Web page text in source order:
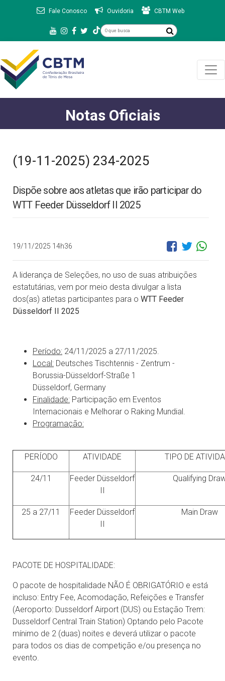
Fale Conosco Ouvidoria CBTM Web
Notas Oficiais
(19-11-2025) 234-2025
Dispõe sobre aos atletas que irão participar do
WTT Feeder Düsseldorf II 2025
19/11/2025 14h36
A liderança de Seleções, no uso de suas atribuições
estatutárias, vem por meio desta divulgar a lista
dos(as) atletas participantes para o WTT Feeder
Düsseldorf II 2025
Período: 24/11/2025 a 27/11/2025.
Local: Deutsches Tischtennis - Zentrum -
Borussia-Düsseldorf-Straße 1
Düsseldorf, Germany
Finalidade: Participação em Eventos
Internacionais e Melhorar o Raking Mundial.
Programação:
PERÍODO ATIVIDADE TIPO DE
24/11
Feeder Düsseldorf
II
Qualifying
25 a 27/11
Feeder Düsseldorf
II
Main Draw
PACOTE DE HOSPITALIDADE:
O pacote de hospitalidade NÃO É OBRIGATÓRIO e está
incluso: Entry Fee, Acomodação, Refeições e Transfer
(Aeroporto: Dusseldorf Airport (DUS) ou Estação Trem:
Dusseldorf Central Train Station) Optando pelo Pacote
mínimo de 2 (duas) noites e deverá utilizar o pacote
para todos os dias de competição e/ou presença no
evento.